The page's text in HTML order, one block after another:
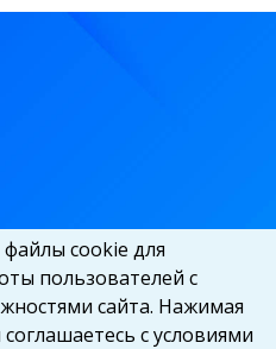
файлы cookie для
пользователей с
сайта. Нажимая
с условиями